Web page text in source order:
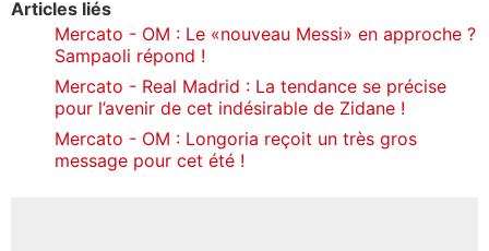
Articles liés
Mercato - OM : Le «nouveau Messi» en approche ?
Sampaoli répond !
Mercato - Real Madrid : La tendance se précise
pour l’avenir de cet indésirable de Zidane !
Mercato - OM : Longoria reçoit un très gros
message pour cet été !